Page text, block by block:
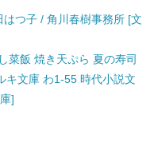
つ子 / 角川春樹事務所 [文
菜飯 焼き天ぷら 夏の寿司
キ文庫 わ1-55 時代小説文
]